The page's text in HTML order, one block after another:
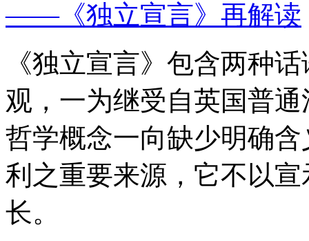
——《独立宣言》再解读
《独立宣言》包含两种
观，一为继受自英国普
哲学概念一向缺少明确
利之重要来源，它不以
长。